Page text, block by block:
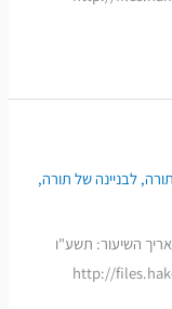
,לבניינה של תורה,
השיעור: תשע"ו